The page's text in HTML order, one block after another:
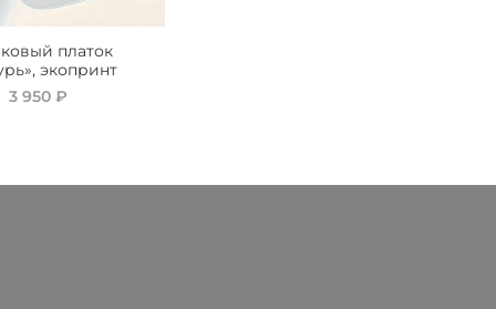
платок
экопринт
3 950 ₽